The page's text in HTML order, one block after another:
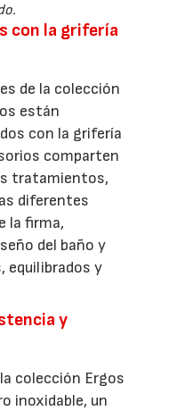
con la grifería
de la colección
están
con la grifería
comparten
tratamientos,
diferentes
la firma,
del baño y
equilibrados y
y
colección Ergos
inoxidable, un